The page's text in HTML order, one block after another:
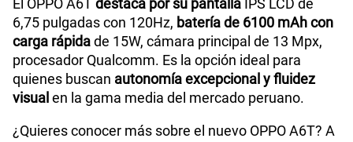
Paga solo
Paga solo
175GBen alta velocidad
S/ 159.90
El OPPO A6Tdestaca por su pantalla IPS LCD de
6,75 pulgadas con 120Hz, batería de 6100 mAh con
carga rápidade 15W, cámara principal de 13 Mpx,
procesador Qualcomm. Es la opción ideal para
quienes buscan autonomía excepcional y fluidez
visualen la gama media del mercado peruano.
¿Quieres conocer más sobre el nuevo OPPO A6T? A